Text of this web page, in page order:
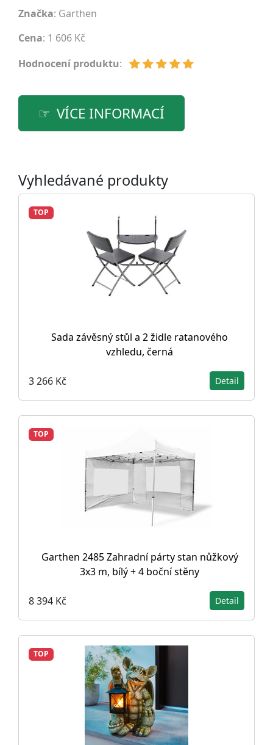
Značka: Garthen
Cena: 1 606 Kč
Hodnocení produktu:
VÍCE INFORMACÍ
Vyhledávané produkty
TOP
Sada závěsný stůl a 2 židle ratanového
vzhledu, černá
3 266 Kč Detail
TOP
Garthen 2485 Zahradní párty stan nůžkový
3x3 m, bílý + 4 boční stěny
8 394 Kč Detail
TOP